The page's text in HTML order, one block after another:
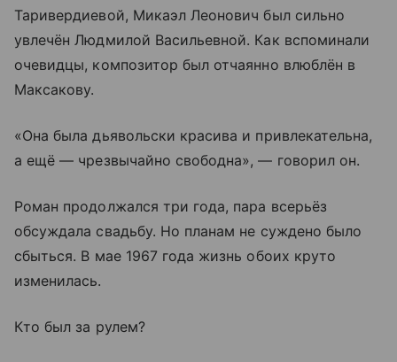
Таривердиевой, Микаэл Леонович был сильно
увлечён Людмилой Васильевной. Как вспоминали
очевидцы, композитор был отчаянно влюблён в
Максакову.
«Она была дьявольски красива и привлекательна,
а ещё — чрезвычайно свободна», — говорил он.
Роман продолжался три года, пара всерьёз
обсуждала свадьбу. Но планам не суждено было
сбыться. В мае 1967 года жизнь обоих круто
изменилась.
Кто был за рулем?